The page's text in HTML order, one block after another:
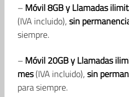
–Móvil 8GB y Llamadas
(IVA incluido),sin
siempre.
–Móvil 20GB y Llamadas
mes(IVA incluido),sin
para siempre.